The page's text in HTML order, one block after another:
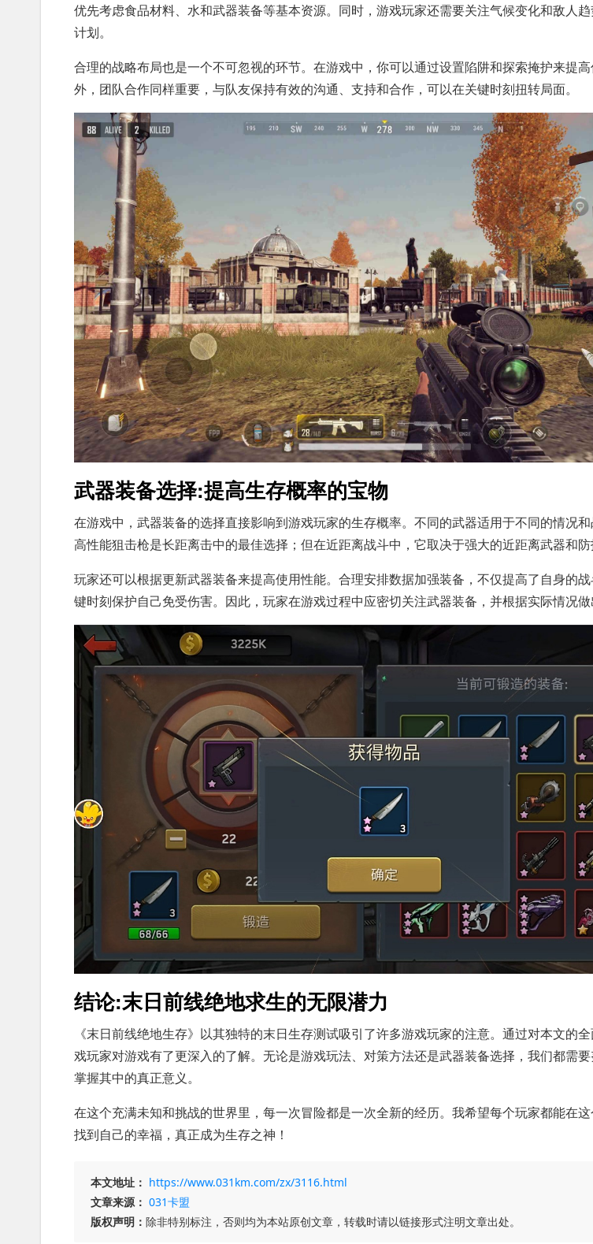
优先考虑食品材料、水和武器装备等基本资源。同时，游戏玩家还需要关注气候变化和敌人
计划。
合理的战略布局也是一个不可忽视的环节。在游戏中，你可以通过设置陷阱和探索掩护来提
外，团队合作同样重要，与队友保持有效的沟通、支持和合作，可以在关键时刻扭转局面。
武器装备选择:提高生存概率的宝物
在游戏中，武器装备的选择直接影响到游戏玩家的生存概率。不同的武器适用于不同的情况和
高性能狙击枪是长距离击中的最佳选择；但在近距离战斗中，它取决于强大的近距离武器和防
玩家还可以根据更新武器装备来提高使用性能。合理安排数据加强装备，不仅提高了自身的
键时刻保护自己免受伤害。因此，玩家在游戏过程中应密切关注武器装备，并根据实际情况做
结论:末日前线绝地求生的无限潜力
《末日前线绝地生存》以其独特的末日生存测试吸引了许多游戏玩家的注意。通过对本文的
戏玩家对游戏有了更深入的了解。无论是游戏玩法、对策方法还是武器装备选择，我们都需
掌握其中的真正意义。
在这个充满未知和挑战的世界里，每一次冒险都是一次全新的经历。我希望每个玩家都能在
找到自己的幸福，真正成为生存之神！
本文地址： https://www.031km.com/zx/3116.html
文章来源： 031卡盟
版权声明： 除非特别标注，否则均为本站原创文章，转载时请以链接形式注明文章出处。